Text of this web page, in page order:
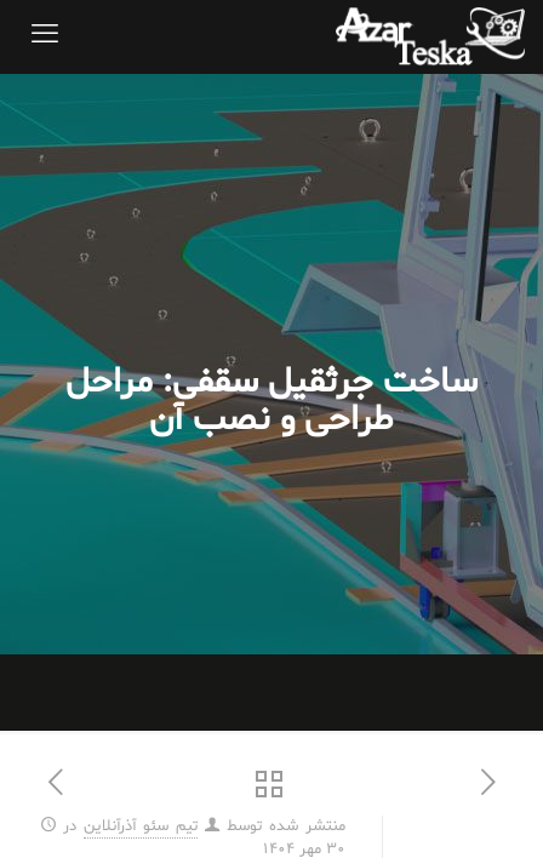
ساخت جرثقیل سقفی: مراحل
طراحی و نصب آن
منتشر شده توسط تیم سئو آذرآنلاین در
30 مهر 1404